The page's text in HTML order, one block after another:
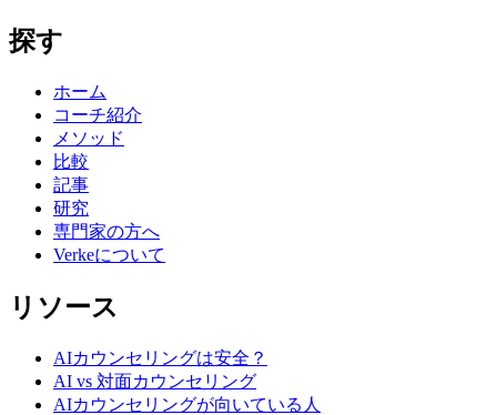
探す
ホーム
コーチ紹介
メソッド
比較
記事
研究
専門家の方へ
Verkeについて
リソース
AIカウンセリングは安全？
AI vs 対面カウンセリング
AIカウンセリングが向いている人